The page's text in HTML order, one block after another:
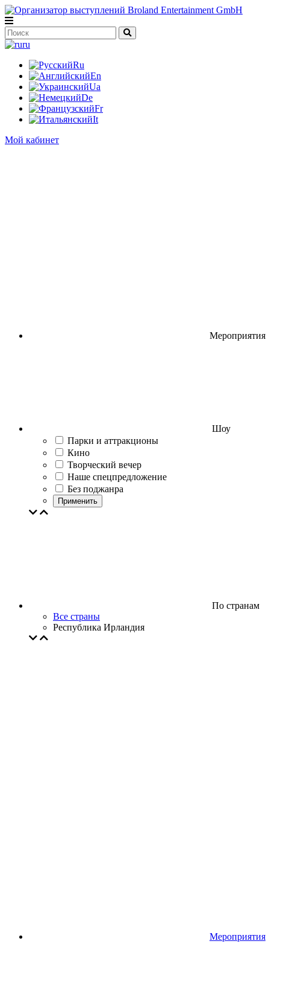
ru
Ru
En
Ua
De
Fr
It
Мой кабинет
Мероприятия
Шоу
Парки и аттракционы
Кино
Творческий вечер
Наше спецпредложение
Без поджанра
Применить
По странам
Все страны
Республика Ирландия
Мероприятия